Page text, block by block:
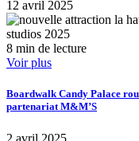
12 avril 2025
8 min de lecture
Voir plus
Boardwalk Candy Palace
partenariat M&M’S
2 avril 2025